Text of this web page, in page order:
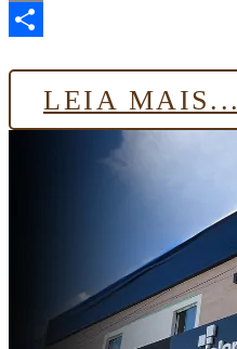
Email
LEIA MAIS...